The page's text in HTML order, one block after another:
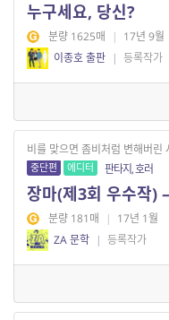
누구세요, 당신?
분량 1625매 | 17년 9월
이종호 출판 | 등록작가
비를 맞으면 좀비처럼 변해버린
중단편 에디터 판타지, 호러
장마(제3회 우수작)
분량 181매 | 17년 1월
ZA 문학 | 등록작가